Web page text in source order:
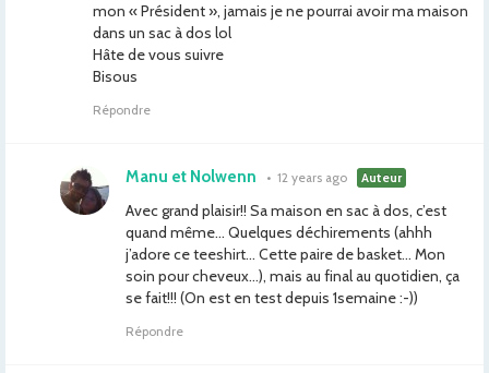
mon « Président », jamais je ne pourrai avoir ma maison
dans un sac à dos lol
Hâte de vous suivre
Bisous
Répondre
Manu et Nolwenn • 12 years ago Auteur
Avec grand plaisir!! Sa maison en sac à dos, c’est
quand même… Quelques déchirements (ahhh
j’adore ce teeshirt… Cette paire de basket… Mon
soin pour cheveux…), mais au final au quotidien, ça
se fait!!! (On est en test depuis 1semaine :-))
Répondre